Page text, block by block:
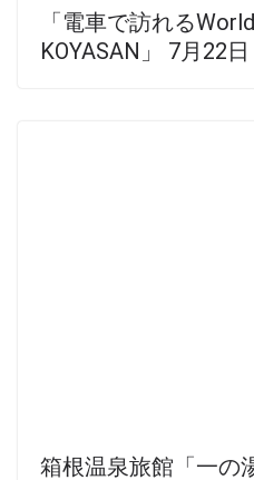
「電車で訪れる
KOYASAN」 7月22
箱根温泉旅館「一の